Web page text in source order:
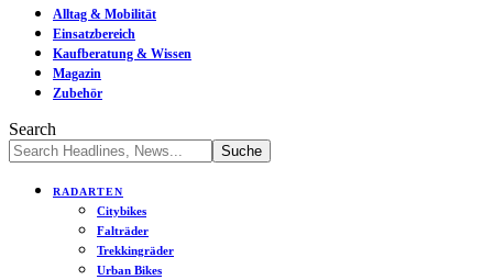
Alltag & Mobilität
Einsatzbereich
Kaufberatung & Wissen
Magazin
Zubehör
Search
RADARTEN
Citybikes
Falträder
Trekkingräder
Urban Bikes